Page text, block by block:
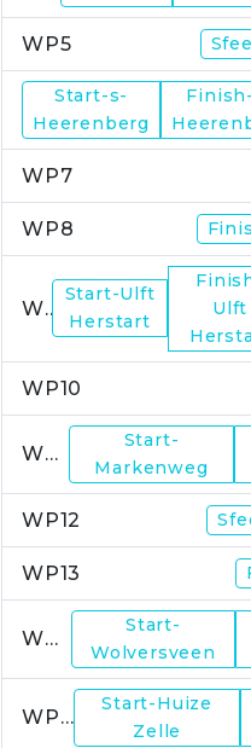
WP5
Start-s-
Heerenberg
WP7
WP8
WP9
Start-Ulft
Herstart
Ulft
WP10
WP11
Start-
Markenweg
WP12
WP13
WP14
Start-
Wolversveen
WP15
Start-Huize
Zelle